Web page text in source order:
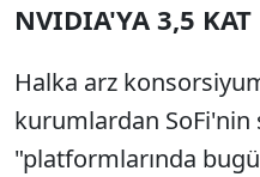
NVIDIA'YA 3,5 KAT
Halka arz
kurumlardan SoFi'nin
"platformlarında